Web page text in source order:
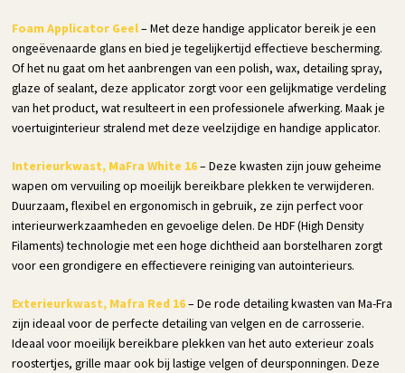
Foam Applicator Geel– Met deze handige applicator bereik je een
ongeëvenaarde glans en bied je tegelijkertijd effectieve bescherming.
Of het nu gaat om het aanbrengen van een polish, wax, detailing spray,
glaze of sealant, deze applicator zorgt voor een gelijkmatige verdeling
van het product, wat resulteert in een professionele afwerking. Maak je
voertuiginterieur stralend met deze veelzijdige en handige applicator.
Interieurkwast, MaFra White 16– Deze kwasten zijn jouw geheime
wapen om vervuiling op moeilijk bereikbare plekken te verwijderen.
Duurzaam, flexibel en ergonomisch in gebruik, ze zijn perfect voor
interieurwerkzaamheden en gevoelige delen. De HDF (High Density
Filaments) technologie met een hoge dichtheid aan borstelharen zorgt
voor een grondigere en effectievere reiniging van autointerieurs.
Exterieurkwast, Mafra Red 16– De rode detailing kwasten van Ma-Fra
zijn ideaal voor de perfecte detailing van velgen en de carrosserie.
Ideaal voor moeilijk bereikbare plekken van het auto exterieur zoals
roostertjes, grille maar ook bij lastige velgen of deursponningen. Deze